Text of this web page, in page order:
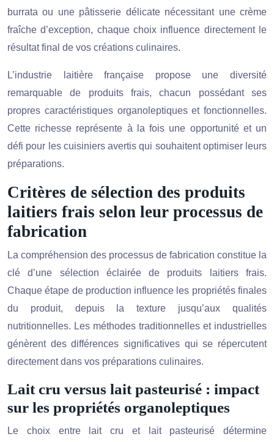
burrata ou une pâtisserie délicate nécessitant une crème
fraîche d’exception, chaque choix influence directement le
résultat final de vos créations culinaires.
L’industrie laitière française propose une diversité
remarquable de produits frais, chacun possédant ses
propres caractéristiques organoleptiques et fonctionnelles.
Cette richesse représente à la fois une opportunité et un
défi pour les cuisiniers avertis qui souhaitent optimiser leurs
préparations.
Critères de sélection des produits
laitiers frais selon leur processus de
fabrication
La compréhension des processus de fabrication constitue la
clé d’une sélection éclairée de produits laitiers frais.
Chaque étape de production influence les propriétés finales
du produit, depuis la texture jusqu’aux qualités
nutritionnelles. Les méthodes traditionnelles et industrielles
génèrent des différences significatives qui se répercutent
directement dans vos préparations culinaires.
Lait cru versus lait pasteurisé : impact
sur les propriétés organoleptiques
Le choix entre lait cru et lait pasteurisé détermine